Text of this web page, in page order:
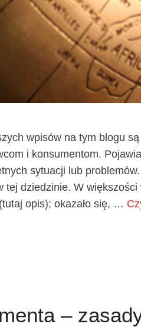
wpisów na tym blogu
i konsumentom.
sytuacji lub
tej dziedzinie. W
opis); okazało się, …
–